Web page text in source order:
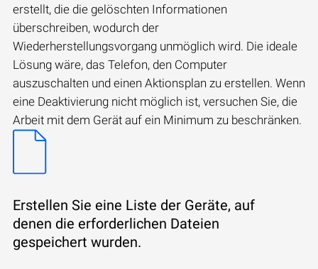
erstellt, die die gelöschten Informationen
überschreiben, wodurch der
Wiederherstellungsvorgang unmöglich wird. Die ideale
Lösung wäre, das Telefon, den Computer
auszuschalten und einen Aktionsplan zu erstellen. Wenn
eine Deaktivierung nicht möglich ist, versuchen Sie, die
Arbeit mit dem Gerät auf ein Minimum zu beschränken.
Erstellen Sie eine Liste der Geräte, auf
denen die erforderlichen Dateien
gespeichert wurden.